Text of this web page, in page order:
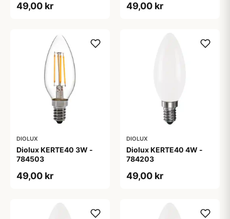
49,00 kr 49,00 kr
DIOLUX
Diolux KERTE40 3W -
784503
49,00 kr
DIOLUX
Diolux KERTE40 4W -
784203
49,00 kr